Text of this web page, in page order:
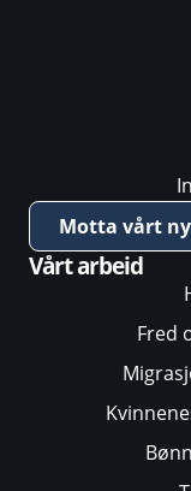
Motta vårt
Vårt arbeid
Fred